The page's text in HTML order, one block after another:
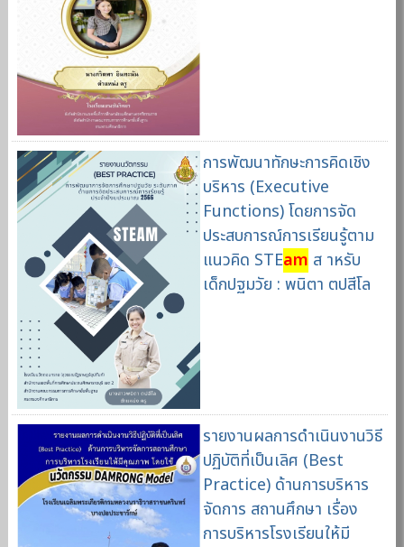
การพัฒนาทักษะการคิดเชิง
บริหาร (Executive
Functions) โดยการจัด
ประสบการณ์การเรียนรู้ตาม
แนวคิด STEam ส าหรับ
เด็กปฐมวัย : พนิตา ตปสีโล
รายงานผลการดําเนินงานวิธี
ปฏิบัติที่เป็นเลิศ (Best
Practice) ด้านการบริหาร
จัดการ สถานศึกษา เรื่อง
การบริหารโรงเรียนให้มี